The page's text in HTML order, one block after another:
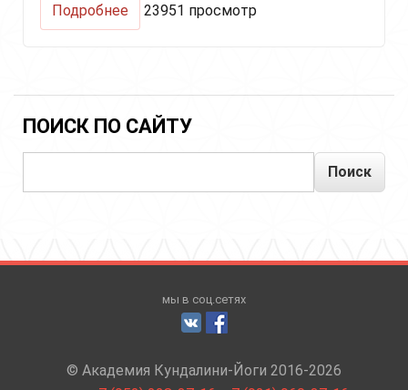
Подробнее
Крийя
(Keep-
Up
Spirit)
23951 просмотр
ПОИСК ПО САЙТУ
мы в соц.сетях
© Академия Кундалини-Йоги 2016-2026